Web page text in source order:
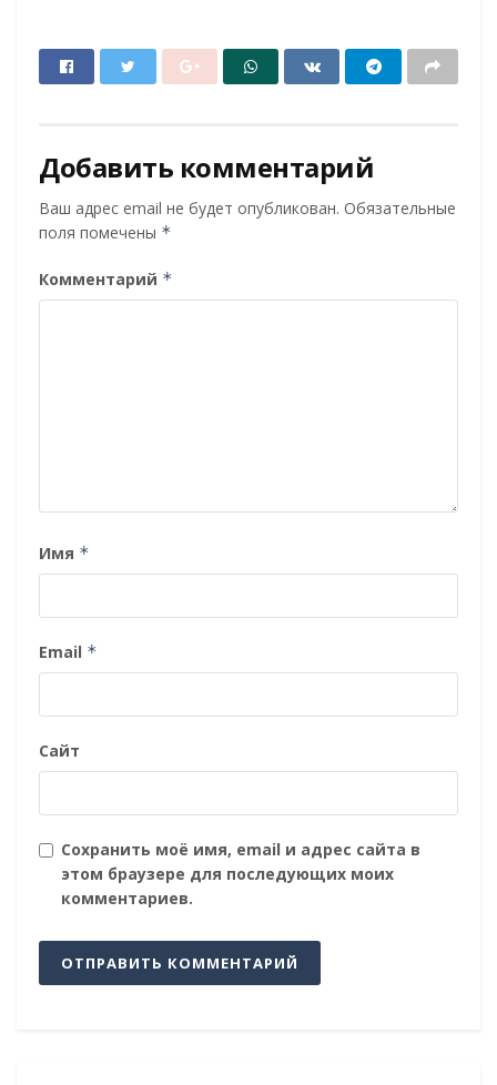
Добавить комментарий
Ваш адрес email не будет опубликован. Обязательные
поля помечены *
Комментарий *
Имя *
Email *
Сайт
Сохранить моё имя, email и адрес сайта в
этом браузере для последующих моих
комментариев.